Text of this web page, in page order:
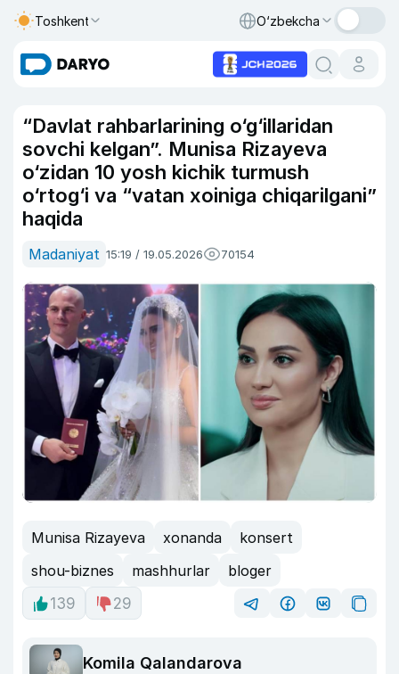
Toshkent O‘zbekcha
“Davlat rahbarlarining o‘g‘illaridan
sovchi kelgan”. Munisa Rizayeva
o‘zidan 10 yosh kichik turmush
o‘rtog‘i va “vatan xoiniga chiqarilgani”
haqida
Madaniyat 15:19 / 19.05.2026 70154
Munisa Rizayeva xonanda
konsert
shou-biznes
mashhurlar
bloger
139
29
Komila Qalandarova